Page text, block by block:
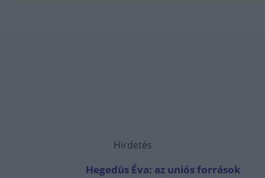
Hirdetés
Hegedüs Éva: az uniós források